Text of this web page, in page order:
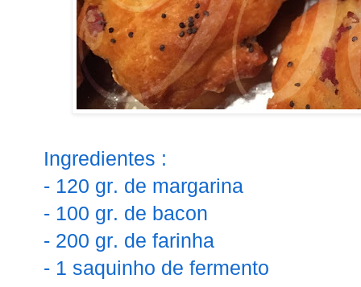
Ingredientes :
- 120 gr. de margarina
- 100 gr. de bacon
- 200 gr. de farinha
- 1 saquinho de fermento